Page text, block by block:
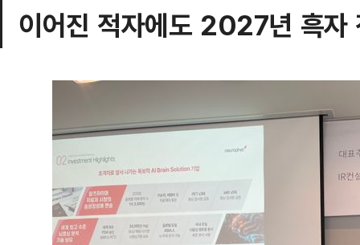
이어진 적자에도 2027년 흑자